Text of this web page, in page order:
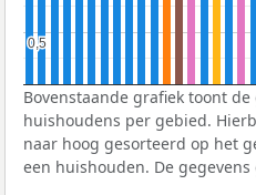
0,5
0,5
Bovenstaande grafiek toont
huishoudens per gebied.
naar hoog gesorteerd op het
een huishouden. De gegevens